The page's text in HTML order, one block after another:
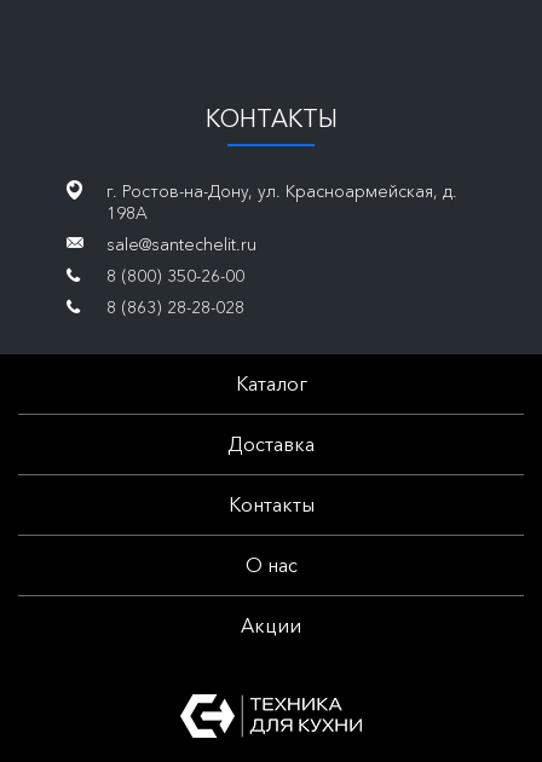
КОНТАКТЫ
г. Ростов-на-Дону, ул. Красноармейская, д.
198А
sale@santechelit.ru
8 (800) 350-26-00
8 (863) 28-28-028
Каталог
Доставка
Контакты
О нас
Акции